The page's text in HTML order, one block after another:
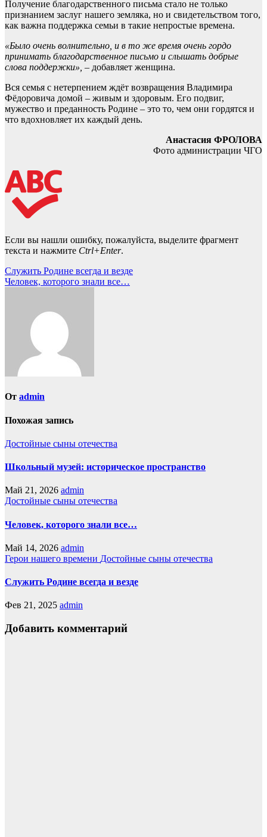
Получение благодарственного письма стало не только
признанием заслуг нашего земляка, но и свидетельством того,
как важна поддержка семьи в такие непростые времена.
«Было очень волнительно, и в то же время очень гордо
принимать благодарственное письмо и слышать добрые
слова поддержки», – добавляет женщина.
Вся семья с нетерпением ждёт возвращения Владимира
Фёдоровича домой – живым и здоровым. Его подвиг,
мужество и преданность Родине – это то, чем они гордятся и
что вдохновляет их каждый день.
Анастасия ФРОЛОВА
Фото администрации ЧГО
Если вы нашли ошибку, пожалуйста, выделите фрагмент
текста и нажмите Ctrl+Enter.
Навигация
по
Служить Родине всегда и везде
Человек, которого знали все…
От admin
Похожая запись
Достойные сыны отечества
Школьный музей: историческое пространство
Май 21, 2026 admin
Достойные сыны отечества
Человек, которого знали все…
Май 14, 2026 admin
Герои нашего времени Достойные сыны отечества
Служить Родине всегда и везде
Фев 21, 2025 admin
Добавить комментарий